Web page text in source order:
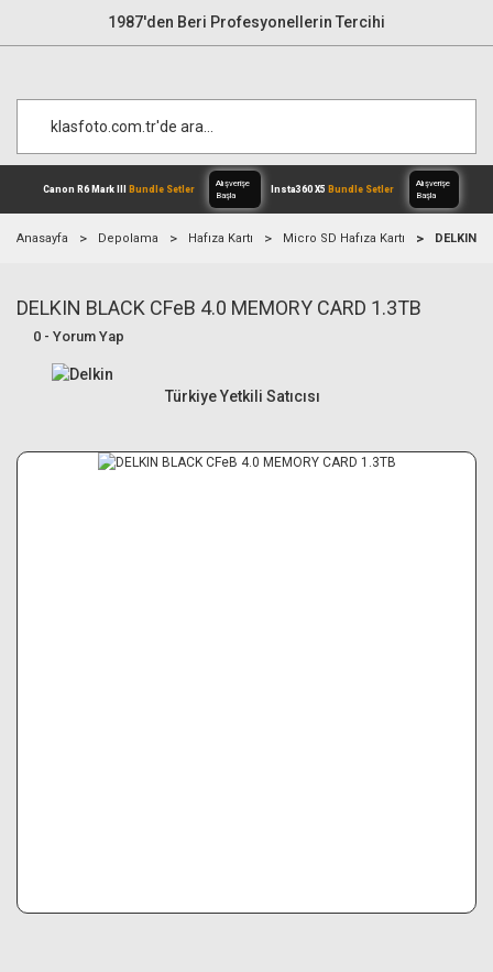
1987'den Beri Profesyonellerin Tercihi
Canon R6 Mark IIIBundle Setler
Alışverişe
Anasayfa Depolama Hafıza Kartı Micro SD Hafıza Kartı DELKIN
DELKIN BLACK CFeB 4.0 MEMORY CARD 1.3TB
0 - Yorum Yap
Türkiye Yetkili Satıcısı